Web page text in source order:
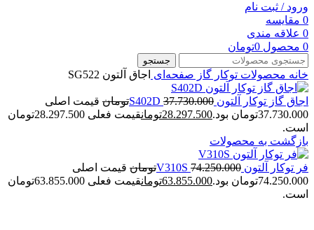
ورود / ثبت نام
0 مقایسه
0 علاقه مندی
0 محصول 0تومان
جستجو
خانه محصولات توکار گاز صفحه‌ای اجاق آلتون SG522
اجاق گاز توکار آلتون S402D 37.730.000 تومان قیمت اصلی
37.730.000تومان بود.
28.297.500تومان
قیمت فعلی 28.297.500تومان
است.
بازگشت به محصولات
فر توکار آلتون V310S 74.250.000 تومان قیمت اصلی
74.250.000تومان بود.
63.855.000تومان
قیمت فعلی 63.855.000تومان
است.